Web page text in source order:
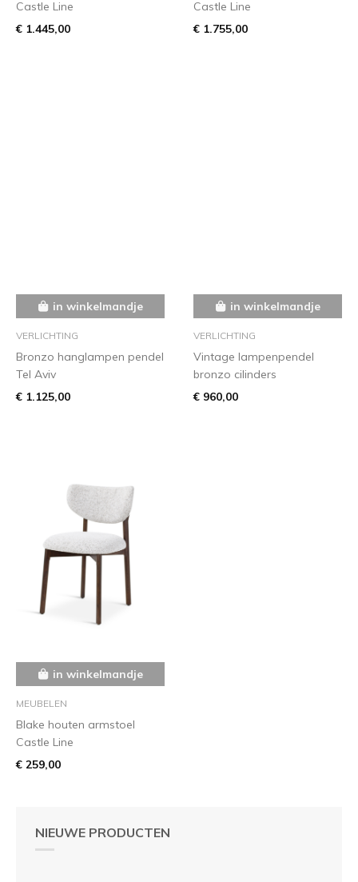
NIEUWE PRODUCTEN
Castle Line
€ 1.445,00
Castle Line
€ 1.755,00
in winkelmandje
VERLICHTING
Bronzo hanglampen pendel
Tel Aviv
€ 1.125,00
in winkelmandje
VERLICHTING
Vintage lampenpendel
bronzo cilinders
€ 960,00
in winkelmandje
MEUBELEN
Blake houten armstoel
Castle Line
€ 259,00